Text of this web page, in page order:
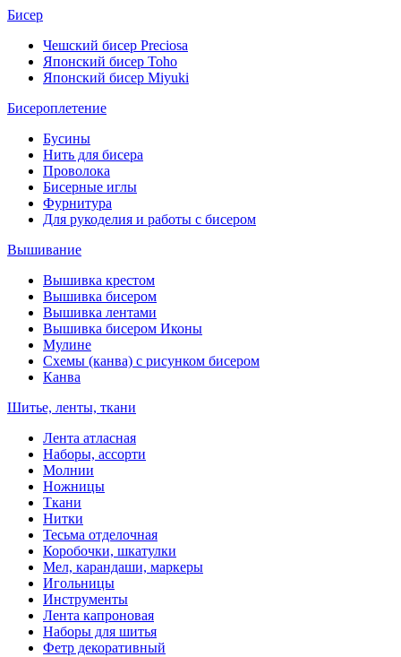
Бисер
Чешский бисер Preciosa
Японский бисер Toho
Японский бисер Miyuki
Бисероплетение
Бусины
Нить для бисера
Проволока
Бисерные иглы
Фурнитура
Для рукоделия и работы с бисером
Вышивание
Вышивка крестом
Вышивка бисером
Вышивка лентами
Вышивка бисером Иконы
Мулине
Схемы (канва) с рисунком бисером
Канва
Шитье, ленты, ткани
Лента атласная
Наборы, ассорти
Молнии
Ножницы
Ткани
Нитки
Тесьма отделочная
Коробочки, шкатулки
Мел, карандаши, маркеры
Игольницы
Инструменты
Лента капроновая
Наборы для шитья
Фетр декоративный